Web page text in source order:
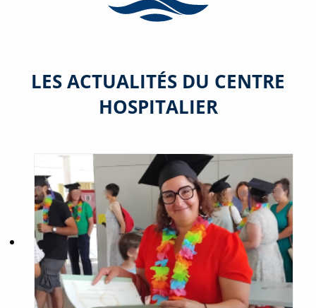
LES ACTUALITÉS DU CENTRE
HOSPITALIER